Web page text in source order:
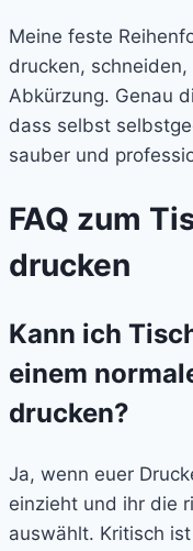
Meine feste
drucken,
Abkürzung. Genau
dass selbst
sauber und
FAQ zum
drucken
Kann ich
einem
drucken?
Ja, wenn euer
einzieht und ihr die
auswählt. Kritisch